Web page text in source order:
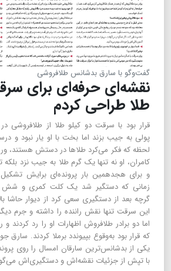
گفت‌و‌گو با سارق بدشانس طلافروشی
نقشه‌ای حرفه‌ای برای
طلا طراحی کردم
قرار بود با سرقت دو کیلو طلا از طلافروشی
لحظه که فکر می‌کرد طلاها در دستش هستند،
کامران، او نه تنها یک گرم طلا به جیب نزد
و برای هجدهمین بار پرونده‌ای برایش
زمانی که دستگیر شد یک کلت کمری و
گرچه بعد از دستگیری سعی کرد از دیوار حاشا
این سرقت تنها نقش راننده را داشته و جرم
اما دو برادر طلافروش اظهارات او را رد کردند و
که قرار بود به‌وقوع بپیوندد برملا کردند. سارق
یکی از بدشانس‌ترین سارقان امسال را روی
با تپش از جزئیات نقشه‌اش و دستگیری‌اش